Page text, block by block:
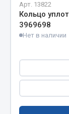
Весь раздел
Camozzi
Арт. 13822
Кольцо
3969698
Нет в наличии